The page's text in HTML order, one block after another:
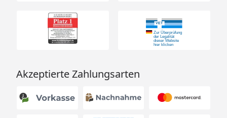
Akzeptierte Zahlungsarten